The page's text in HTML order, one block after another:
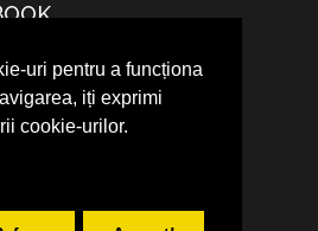
uri pentru a funcționa
iți exprimi
cookie-urilor.